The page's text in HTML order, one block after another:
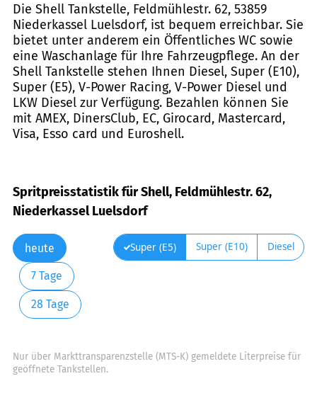
Die Shell Tankstelle, Feldmühlestr. 62, 53859
Niederkassel Luelsdorf, ist bequem erreichbar. Sie
bietet unter anderem ein Öffentliches WC sowie
eine Waschanlage für Ihre Fahrzeugpflege. An der
Shell Tankstelle stehen Ihnen Diesel, Super (E10),
Super (E5), V-Power Racing, V-Power Diesel und
LKW Diesel zur Verfügung. Bezahlen können Sie
mit AMEX, DinersClub, EC, Girocard, Mastercard,
Visa, Esso card und Euroshell.
Spritpreisstatistik für Shell, Feldmühlestr. 62,
Niederkassel Luelsdorf
heute
7 Tage
28 Tage
Super (E5) Super (E10) Diesel
Nur über Markttransparenzstelle (MTS-K) gemeldete Literpreise für
geöffnete Tankstellen.